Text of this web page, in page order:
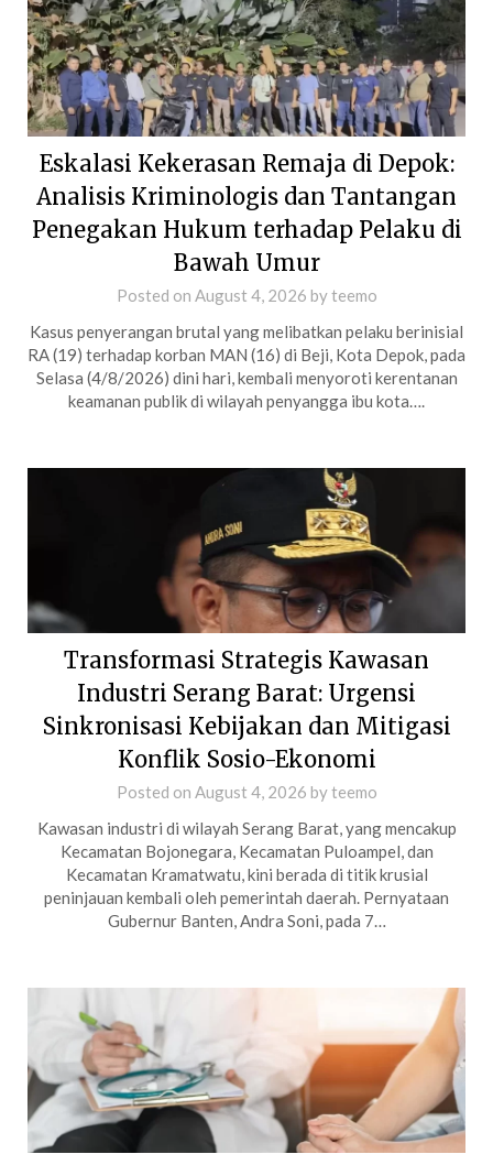
Eskalasi Kekerasan Remaja di Depok:
Analisis Kriminologis dan Tantangan
Penegakan Hukum terhadap Pelaku di
Bawah Umur
Posted on August 4, 2026 byteemo
Kasus penyerangan brutal yang melibatkan pelaku berinisial
RA (19) terhadap korban MAN (16) di Beji, Kota Depok, pada
Selasa (4/8/2026) dini hari, kembali menyoroti kerentanan
keamanan publik di wilayah penyangga ibu kota….
Transformasi Strategis Kawasan
Industri Serang Barat: Urgensi
Sinkronisasi Kebijakan dan Mitigasi
Konflik Sosio-Ekonomi
Posted on August 4, 2026 byteemo
Kawasan industri di wilayah Serang Barat, yang mencakup
Kecamatan Bojonegara, Kecamatan Puloampel, dan
Kecamatan Kramatwatu, kini berada di titik krusial
peninjauan kembali oleh pemerintah daerah. Pernyataan
Gubernur Banten, Andra Soni, pada 7…